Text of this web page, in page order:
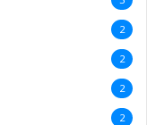
2
2
2
2